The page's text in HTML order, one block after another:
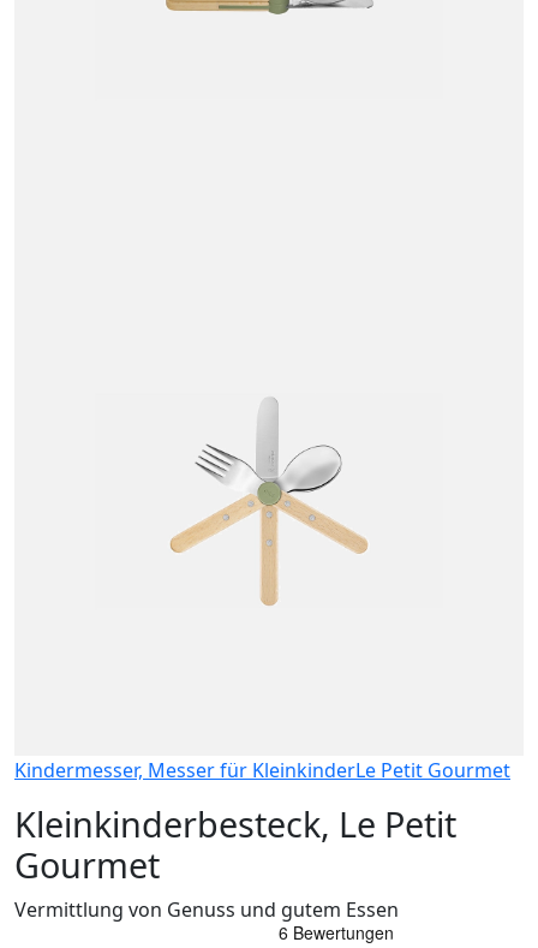
Kindermesser, Messer für KleinkinderLe Petit Gourmet
Kleinkinderbesteck, Le Petit
Gourmet
Vermittlung von Genuss und gutem Essen